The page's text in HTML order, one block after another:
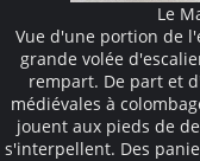
Le
Vue d'une portion de
grande volée
rempart. De part et
médiévales à
jouent aux pieds de
s'interpellent. Des